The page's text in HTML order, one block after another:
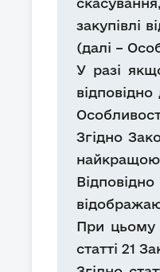
закупівлі
(далі –
У разі
Згідно
найкращою
При цьому
статті 21